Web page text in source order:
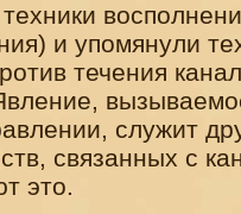
и упомянули
течения
служит
связанных с
это.